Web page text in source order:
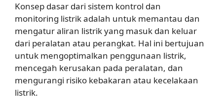
Konsep dasar dari sistem kontrol dan
monitoring listrik adalah untuk memantau dan
mengatur aliran listrik yang masuk dan keluar
dari peralatan atau perangkat. Hal ini bertujuan
untuk mengoptimalkan penggunaan listrik,
mencegah kerusakan pada peralatan, dan
mengurangi risiko kebakaran atau kecelakaan
listrik.